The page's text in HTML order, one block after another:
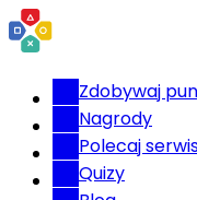
Zdobywaj
Nagrody
Polecaj
Quizy